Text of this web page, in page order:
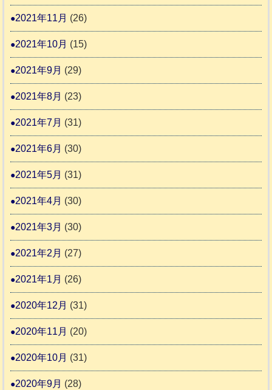
2021年11月 (26)
2021年10月 (15)
2021年9月 (29)
2021年8月 (23)
2021年7月 (31)
2021年6月 (30)
2021年5月 (31)
2021年4月 (30)
2021年3月 (30)
2021年2月 (27)
2021年1月 (26)
2020年12月 (31)
2020年11月 (20)
2020年10月 (31)
2020年9月 (28)